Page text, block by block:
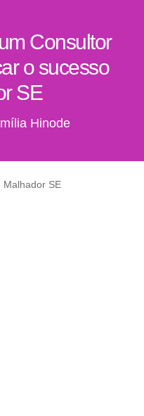
Consultor
o sucesso
SE
Hinode